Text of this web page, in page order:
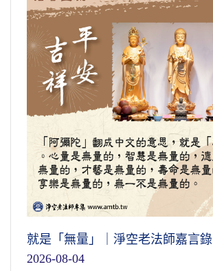
就是「無量」｜淨空老法師嘉言錄
2026-08-04